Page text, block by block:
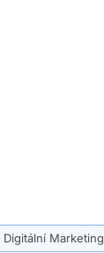
Digitální Marketing